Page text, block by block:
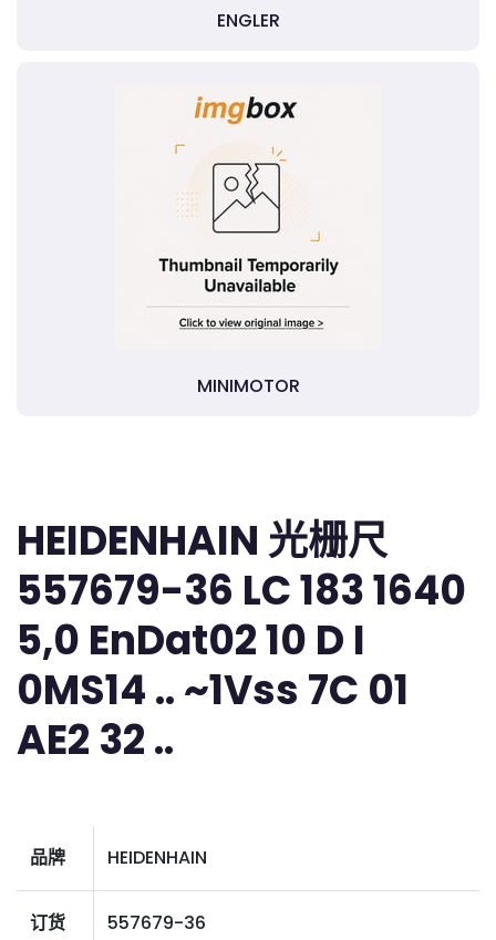
ENGLER
MINIMOTOR
HEIDENHAIN 光栅尺
557679-36 LC 183 1640
5,0 EnDat02 10 D I
0MS14 .. ~1Vss 7C 01
AE2 32 ..
品牌 HEIDENHAIN
订货
557679-36